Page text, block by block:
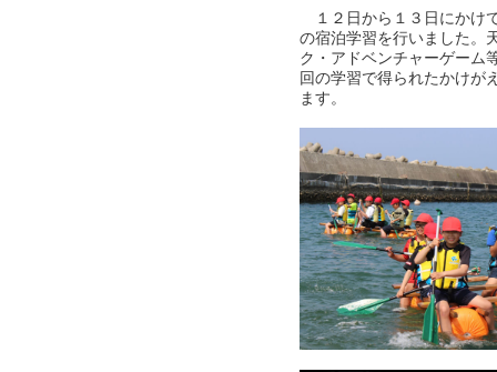
１２日から１３日にかけ
の宿泊学習を行いました。
ク・アドベンチャーゲーム
回の学習で得られたかけが
ます。